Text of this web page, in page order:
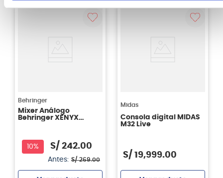
Behringer
Mixer Análogo
Behringer XENYX
10% S/ 242.00
Antes: S/ 269.00
Midas
Consola digital MIDAS
M32 Live
S/ 19,999.00